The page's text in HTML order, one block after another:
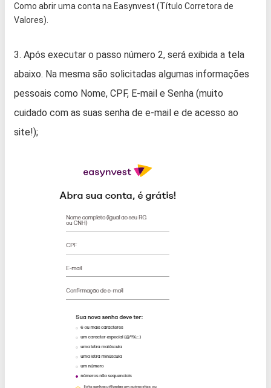
Como abrir uma conta na Easynvest (Título Corretora de
Valores).
3. Após executar o passo número 2, será exibida a tela
abaixo. Na mesma são solicitadas algumas informações
pessoais como Nome, CPF, E-mail e Senha (muito
cuidado com as suas senha de e-mail e de acesso ao
site!);